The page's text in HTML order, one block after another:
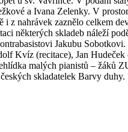
a Ivana Zelenky. V
z nahrávek zaznělo celkem
některých skladeb náleží
Jakubu
Kvíz (recitace), Jan
malých pianistů – žáků
skladatelek Barvy duhy.